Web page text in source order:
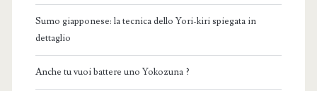
Sumo giapponese: la tecnica dello Yori-kiri spiegata in
dettaglio
Anche tu vuoi battere uno Yokozuna ?